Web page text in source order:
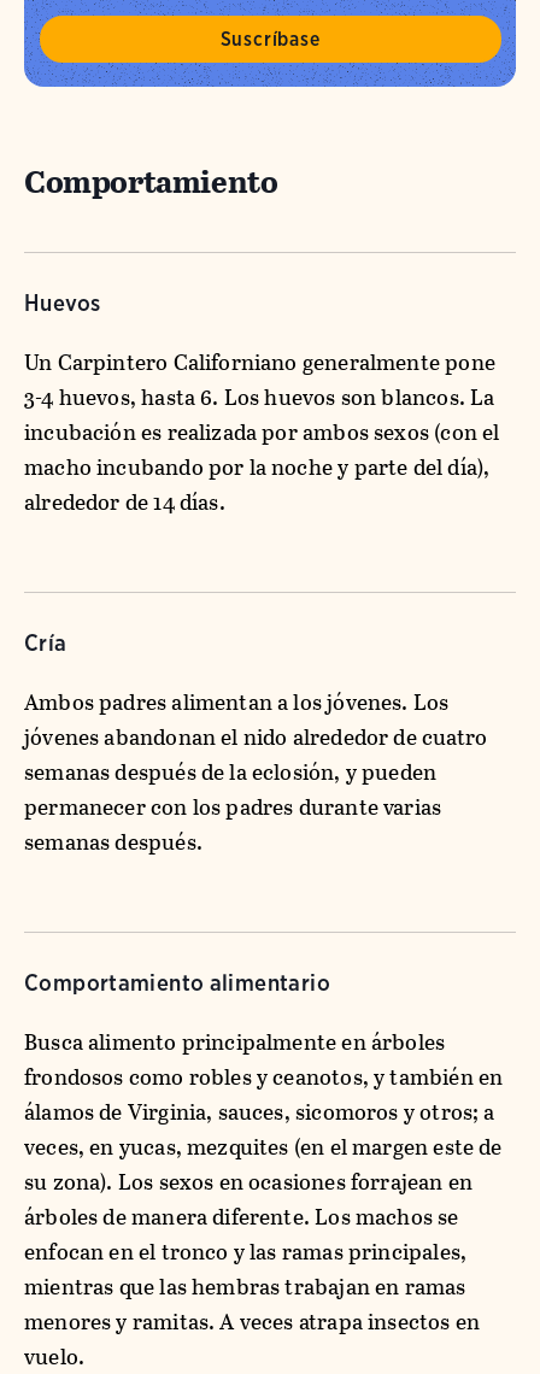
Comportamiento
Huevos
Un Carpintero Californiano generalmente pone
3-4 huevos, hasta 6. Los huevos son blancos. La
incubación es realizada por ambos sexos (con el
macho incubando por la noche y parte del día),
alrededor de 14 días.
Cría
Ambos padres alimentan a los jóvenes. Los
jóvenes abandonan el nido alrededor de cuatro
semanas después de la eclosión, y pueden
permanecer con los padres durante varias
semanas después.
Comportamiento alimentario
Busca alimento principalmente en árboles
frondosos como robles y ceanotos, y también en
álamos de Virginia, sauces, sicomoros y otros; a
veces, en yucas, mezquites (en el margen este de
su zona). Los sexos en ocasiones forrajean en
árboles de manera diferente. Los machos se
enfocan en el tronco y las ramas principales,
mientras que las hembras trabajan en ramas
menores y ramitas. A veces atrapa insectos en
vuelo.